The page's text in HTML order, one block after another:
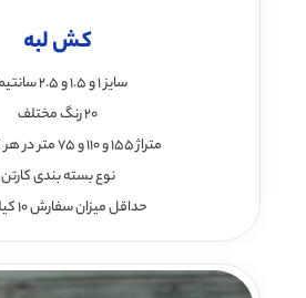
کش لبه
سایز 1 و 1.5 و 2.5 سانتیمتر
20 رنگ مختلف
متراژ 155 و 110 و 75 متر در هر کیلوگرم
نوع بسته بندی کارتن
حداقل میزان سفارش 10 کیلوگرم